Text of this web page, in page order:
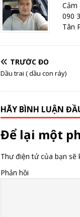
Cảm
090
Tân
TRƯỚC ĐÓ
Dầu trai ( dầu con ráy)
HÃY BÌNH LUẬN
Để lại một
Thư điện tử của bạn sẽ
Phản hồi